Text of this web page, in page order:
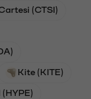
(CTSI)
Kite (KITE)